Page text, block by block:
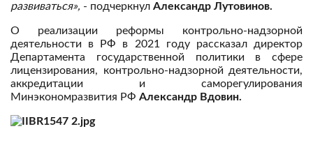
развиваться», - подчеркнул Александр Лутовинов.
О реализации реформы контрольно-надзорной
деятельности в РФ в 2021 году рассказал директор
Департамента государственной политики в сфере
лицензирования, контрольно-надзорной деятельности,
аккредитации и саморегулирования
Минэкономразвития РФ Александр Вдовин.